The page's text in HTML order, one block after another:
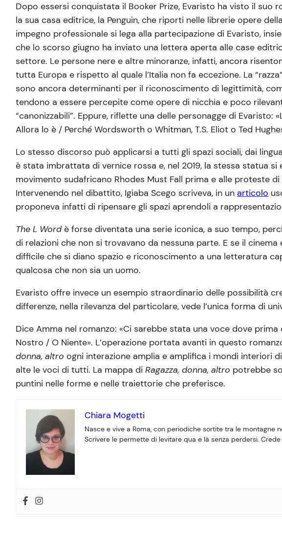
Dopo essersi conquistata il Booker Prize, Evaristo ha visto il
la sua casa editrice, la Penguin, che riporti nelle librerie opere
impegno professionale si lega alla partecipazione di Evaristo,
che lo scorso giugno ha inviato una lettera aperta alle case
settore. Le persone nere e altre minoranze, infatti, ancora
tutta Europa e rispetto al quale l’Italia non fa eccezione. La
sono ancora determinanti per il riconoscimento di legittimità,
tendono a essere percepite come opere di nicchia e poco
“canonizzabili”. Eppure, riflette una delle personagge di
Allora lo è / Perché Wordsworth o Whitman, T.S. Eliot o Ted
Lo stesso discorso può applicarsi a tutti gli spazi sociali, dai
è stata imbrattata di vernice rossa e, nel 2019, la stessa statua
movimento sudafricano Rhodes Must Fall prima e alle proteste
Intervenendo nel dibattito, Igiaba Scego scriveva, in un articolo
proponeva infatti di ripensare gli spazi aprendoli a
The L Wordè forse diventata una serie iconica, a suo tempo,
di relazioni che non si trovavano da nessuna parte. E se il
difficile che si diano spazio e riconoscimento a una letteratura
qualcosa che non sia un uomo.
Evaristo offre invece un esempio straordinario delle possibilità
differenze, nella rilevanza del particolare, vede l’unica forma di
Dice Amma nel romanzo: «Ci sarebbe stata una voce dove
Nostro / O Niente». L’operazione portata avanti in questo
donna, altro ogni interazione amplia e amplifica i mondi interiori
alte le voci di tutti. La mappa di Ragazza, donna, altro potrebbe
puntini nelle forme e nelle traiettorie che preferisce.
Chiara Mogetti
Nasce e vive a Roma, con periodiche sortite tra le montagne
Scrivere le permette di levitare qua e là senza perdersi.